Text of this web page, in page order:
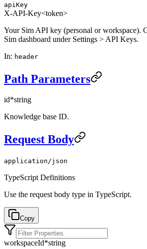
apiKey
X-API-Key<token>
Your Sim API key (personal or workspace).
Sim dashboard under Settings > API Keys.
In: header
Path Parameters
id*string
Knowledge base ID.
Request Body
application/json
TypeScript Definitions
Use the request body type in TypeScript.
Copy
workspaceId*string